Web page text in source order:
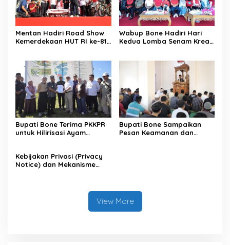
Mentan Hadiri Road Show
Kemerdekaan HUT RI ke-81
Puluhan Ribu Masyarakat
Wabup Bone Hadiri Hari
Kedua Lomba Senam Kreasi
Bupati Bone Terima PKKPR
untuk Hilirisasi Ayam
Bupati Bone Sampaikan
Pesan Keamanan dan
Kebijakan Privasi (Privacy
Notice) dan Mekanisme
View More